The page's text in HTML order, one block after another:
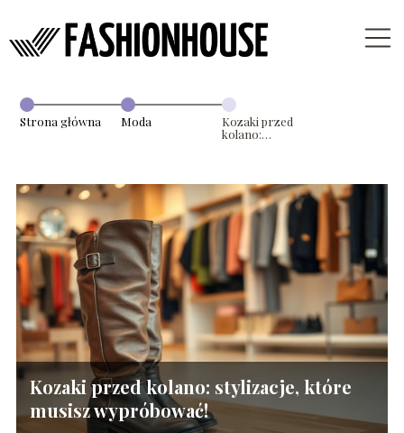
Strona główna Moda
Kozaki przed
kolano:
Kozaki przed kolano: stylizacje, które
musisz wypróbować!